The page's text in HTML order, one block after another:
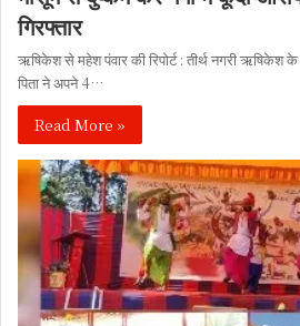
गिरफ्तार
ऋषिकेश से महेश पंवार की रिपोर्ट : तीर्थ नगरी ऋषिकेश
पिता ने अपने 4…
Read More »